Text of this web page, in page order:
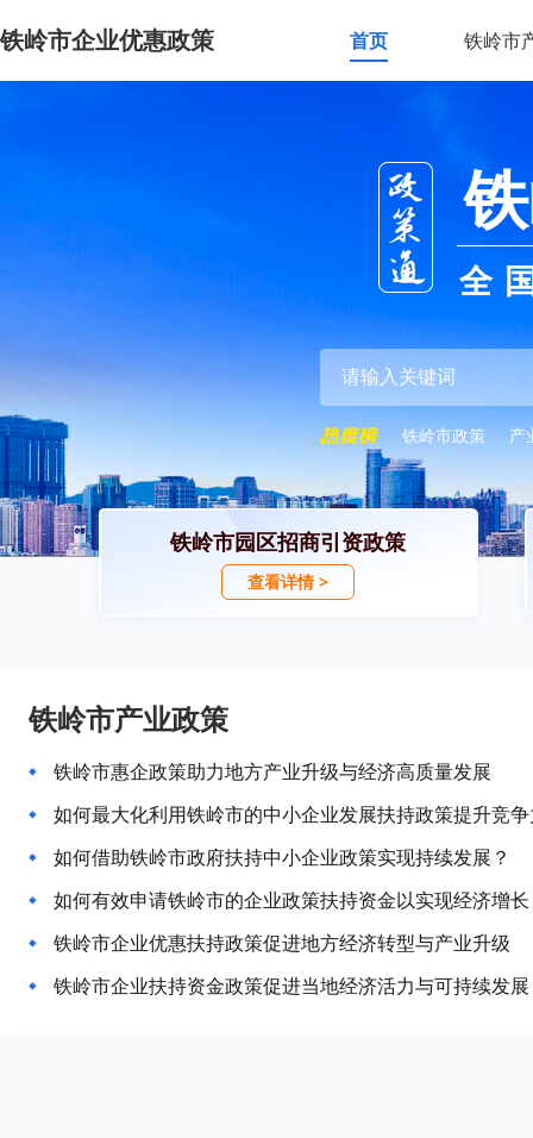
铁岭市企业优惠政策 首页 铁岭市
全
铁岭市政策 产
铁岭市园区招商引资政策
查看详情 >
铁岭市产业政策
铁岭市惠企政策助力地方产业升级与经济高质量发展
如何最大化利用铁岭市的中小企业发展扶持政策提升竞
如何借助铁岭市政府扶持中小企业政策实现持续发展？
如何有效申请铁岭市的企业政策扶持资金以实现经济增
铁岭市企业优惠扶持政策促进地方经济转型与产业升级
铁岭市企业扶持资金政策促进当地经济活力与可持续发展